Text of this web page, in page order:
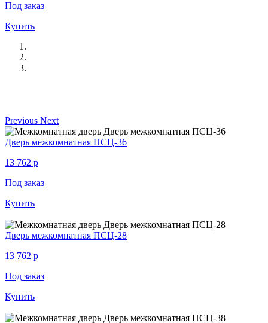
Под заказ
Купить
Previous Next
Дверь межкомнатная ПСЦ-36
13 762 p
Под заказ
Купить
Дверь межкомнатная ПСЦ-28
13 762 p
Под заказ
Купить